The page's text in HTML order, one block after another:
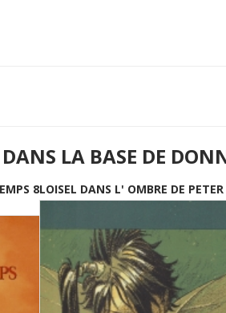
LA BASE DE
8LOISEL DANS L' OMBRE DE